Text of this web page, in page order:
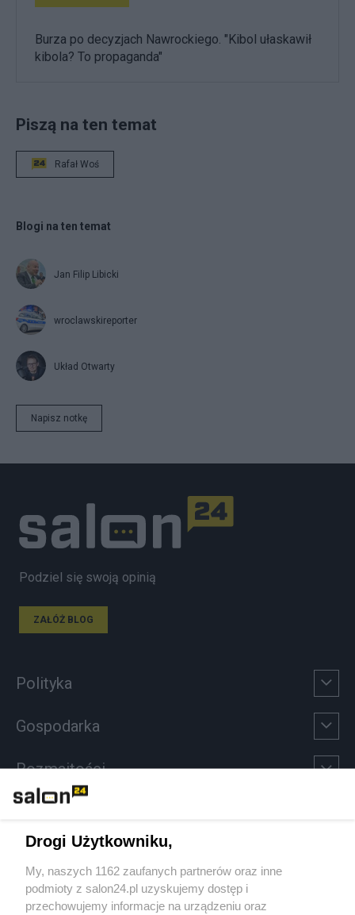
Burza po decyzjach Nawrockiego. "Kibol ułaskawił
kibola? To propaganda"
Piszą na ten temat
Rafał Woś
Blogi na ten temat
Jan Filip Libicki
wroclawskireporter
Układ Otwarty
Napisz notkę
Podziel się swoją opinią
ZAŁÓŻ BLOG
Polityka
Gospodarka
Rozmaitości
Sport
Społeczeństwo
Drogi Użytkowniku,
My, naszych 1162 zaufanych partnerów oraz inne
podmioty z salon24.pl uzyskujemy dostęp i
przechowujemy informacje na urządzeniu oraz